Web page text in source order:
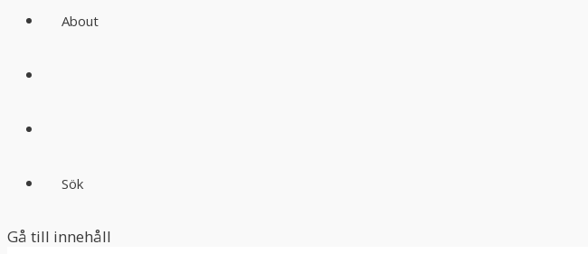
About
Sök
Gå till innehåll